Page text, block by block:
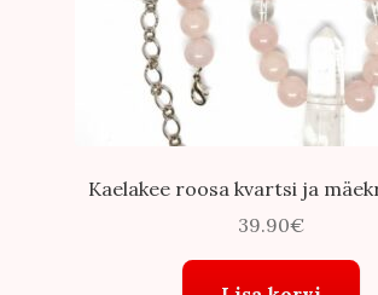
Kaelakee roosa kvartsi ja
39.90€